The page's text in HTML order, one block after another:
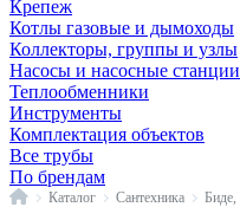
Крепеж
Котлы газовые и дымоходы
Коллекторы, группы и узлы
Насосы и насосные станции
Теплообменники
Инструменты
Комплектация объектов
Все трубы
По брендам
ГлавнаяКаталог Сантехника